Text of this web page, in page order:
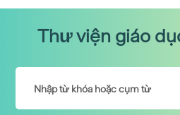
Thư viện giáo